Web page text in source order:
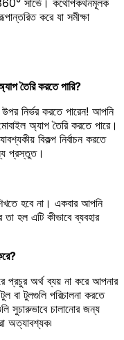
করে যা সমীক্ষা
তৈরি করতে পারি?
নির্ভর করতে পারেন! আপনি
অ্যাপ তৈরি করতে পারে।
বিকল্প নির্বাচন করতে
প্রস্তুত।
হবে না। একবার আপনি
হল এটি কীভাবে ব্যবহার
অর্থ ব্যয় না করে আপনার
বা টুলগুলি পরিচালনা করতে
সুচারুভাবে চালানোর জন্য
অত্যাবশ্যক৷